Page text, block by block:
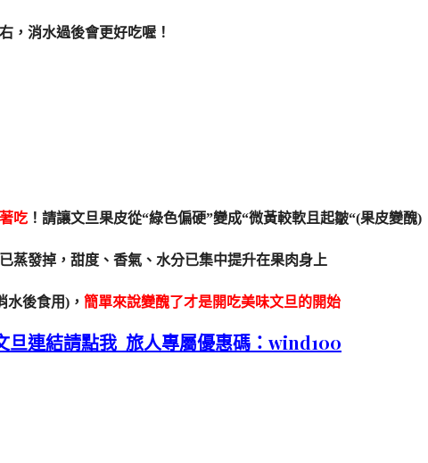
，消水過後會更好吃喔！
吃 ！請讓文旦果皮從“綠色偏硬”變成“微黃較軟且起皺“(果皮變醜)
蒸發掉，甜度、香氣、水分已集中提升在果肉身上
後食用)， 簡單來說變醜了才是開吃美味文旦的開始
旦連結請點我 旅人專屬優惠碼：wind100